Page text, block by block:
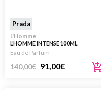
Prada
L'Homme
L’HOMME INTENSE 100ML
Eau de Parfum
140,00€ 91,00€